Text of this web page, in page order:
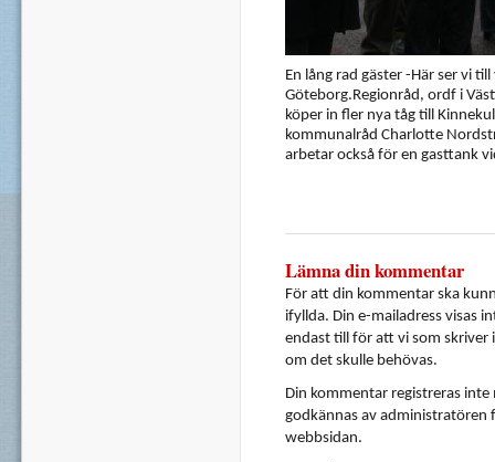
En lång rad gäster -Här ser vi
Göteborg.Regionråd, ordf i
köper in fler nya tåg till
kommunalråd Charlotte
arbetar också för en gasttank
Lämna din kommentar
För att din kommentar ska
ifyllda. Din e-mailadress visas
endast till för att vi som skriver
om det skulle behövas.
Din kommentar registreras
godkännas av administratören
webbsidan.